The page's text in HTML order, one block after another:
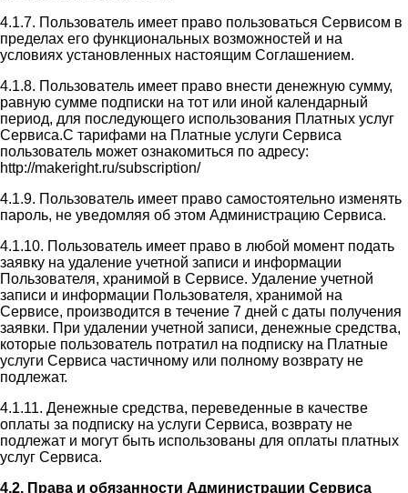
4.1.7. Пользователь имеет право пользоваться Сервисом в
пределах его функциональных возможностей и на
условиях установленных настоящим Соглашением.
4.1.8. Пользователь имеет право внести денежную сумму,
равную сумме подписки на тот или иной календарный
период, для последующего использования Платных услуг
Сервиса.С тарифами на Платные услуги Сервиса
пользователь может ознакомиться по адресу:
http://makeright.ru/subscription/
4.1.9. Пользователь имеет право самостоятельно изменять
пароль, не уведомляя об этом Администрацию Сервиса.
4.1.10. Пользователь имеет право в любой момент подать
заявку на удаление учетной записи и информации
Пользователя, хранимой в Сервисе. Удаление учетной
записи и информации Пользователя, хранимой на
Сервисе, производится в течение 7 дней с даты получения
заявки. При удалении учетной записи, денежные средства,
которые пользователь потратил на подписку на Платные
услуги Сервиса частичному или полному возврату не
подлежат.
4.1.11. Денежные средства, переведенные в качестве
оплаты за подписку на услуги Сервиса, возврату не
подлежат и могут быть использованы для оплаты платных
услуг Сервиса.
4.2. Права и обязанности Администрации Сервиса